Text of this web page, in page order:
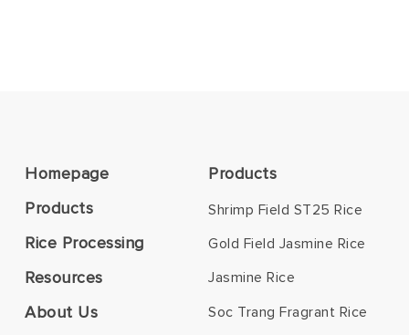
Homepage
Products
Rice Processing
Resources
About Us
Products
Shrimp Field ST25 Rice
Gold Field Jasmine Rice
Jasmine Rice
Soc Trang Fragrant Rice